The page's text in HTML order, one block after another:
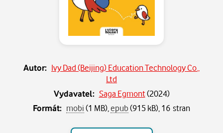
Autor: Ivy Dad (Beijing) Education Technology Co.,
Ltd
Vydavatel: Saga Egmont(2024)
Formát: mobi(1 MB), epub(915 kB), 16 stran